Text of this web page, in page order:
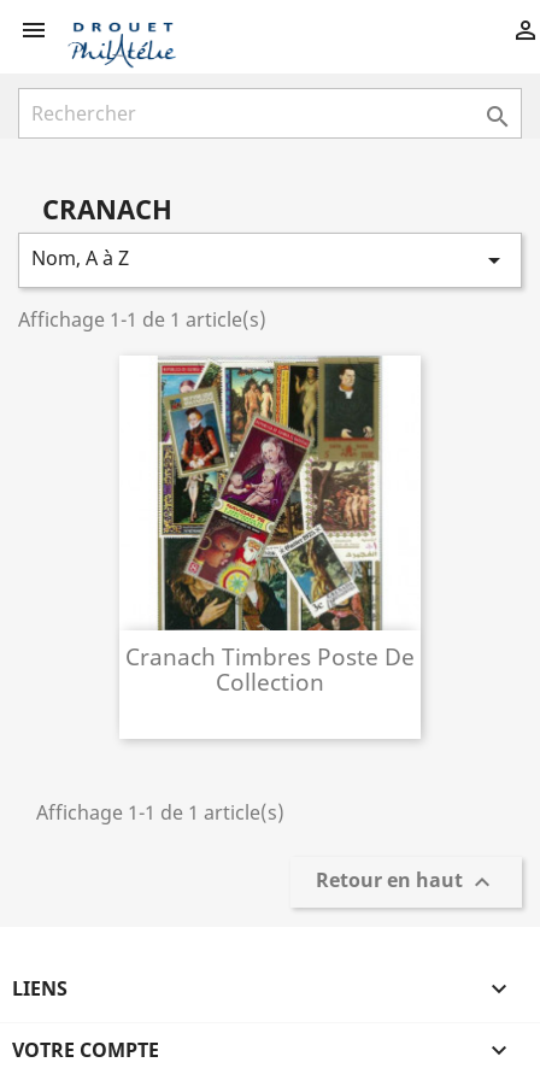
 

CRANACH
Nom, A à Z 
Affichage 1-1 de 1 article(s)
Cranach Timbres Poste De
Collection
Affichage 1-1 de 1 article(s)
Retour en haut 
LIENS 
VOTRE COMPTE 